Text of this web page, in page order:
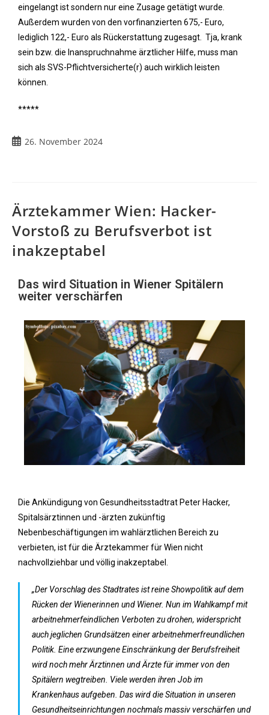
eingelangt ist sondern nur eine Zusage getätigt wurde.
Außerdem wurden von den vorfinanzierten 675,- Euro,
lediglich 122,- Euro als Rückerstattung zugesagt. Tja, krank
sein bzw. die Inanspruchnahme ärztlicher Hilfe, muss man
sich als SVS-Pflichtversicherte(r) auch wirklich leisten
können.
*****
26. November 2024
Ärztekammer Wien: Hacker-
Vorstoß zu Berufsverbot ist
inakzeptabel
Das wird Situation in Wiener Spitälern
weiter verschärfen
Die Ankündigung von Gesundheitsstadtrat Peter Hacker,
Spitalsärztinnen und -ärzten zukünftig
Nebenbeschäftigungen im wahlärztlichen Bereich zu
verbieten, ist für die Ärztekammer für Wien nicht
nachvollziehbar und völlig inakzeptabel.
„Der Vorschlag des Stadtrates ist reine Showpolitik auf dem
Rücken der Wienerinnen und Wiener. Nun im Wahlkampf mit
arbeitnehmerfeindlichen Verboten zu drohen, widerspricht
auch jeglichen Grundsätzen einer arbeitnehmerfreundlichen
Politik. Eine erzwungene Einschränkung der Berufsfreiheit
wird noch mehr Ärztinnen und Ärzte für immer von den
Spitälern wegtreiben. Viele werden ihren Job im
Krankenhaus aufgeben. Das wird die Situation in unseren
Gesundheitseinrichtungen nochmals massiv verschärfen und